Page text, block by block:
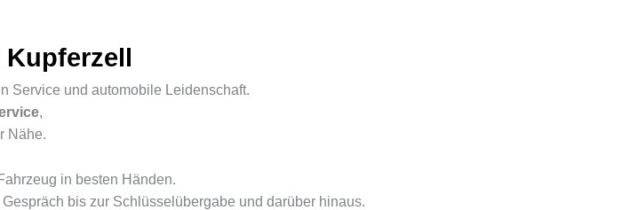
Service und automobile Leidenschaft.
,
Nähe.
in besten Händen.
bis zur Schlüsselübergabe und darüber hinaus.